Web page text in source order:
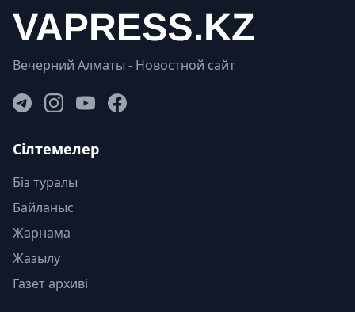
Вечерний Алматы - Новостной сайт
Сілтемелер
Біз туралы
Байланыс
Жарнама
Жазылу
Газет архиві